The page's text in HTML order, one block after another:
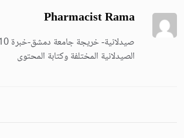
Pharmacist Rama
الصيدلانية المختلفة وكتابة المحتوى